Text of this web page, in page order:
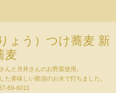
ょう）つけ蕎麦 新
麦
んと月井さんのお野菜使用。
美味しい那須のお水で打ちました。
69-6011